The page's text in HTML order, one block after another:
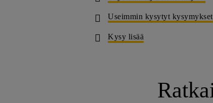
Useimmin kysytyt kysymykset
Kysy lisää